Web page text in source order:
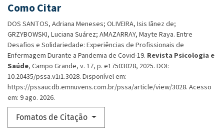
Como Citar
DOS SANTOS, Adriana Meneses; OLIVEIRA, Isis Iãnez de;
GRZYBOWSKI, Luciana Suárez; AMAZARRAY, Mayte Raya. Entre
Desafios e Solidariedade: Experiências de Profissionais de
Enfermagem Durante a Pandemia de Covid-19. Revista Psicologia e
Saúde, Campo Grande, v. 17, p. e17503028, 2025. DOI:
10.20435/pssa.v1i1.3028. Disponível em:
https://pssaucdb.emnuvens.com.br/pssa/article/view/3028. Acesso
em: 9 ago. 2026.
Fomatos de Citação